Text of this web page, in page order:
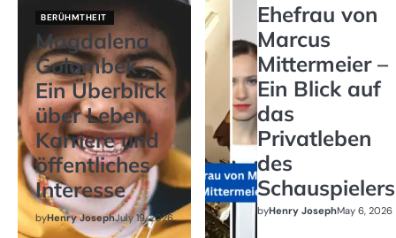
BERÜHMTHEIT
Magdalena
Golombek –
Ein Überblick
über Leben,
Karriere und
öffentliches
Interesse
byHenry JosephJuly 19, 2026
Ehefrau von
Marcus
Mittermeier –
Ein Blick auf
das
Privatleben
des
Schauspielers
byHenry JosephMay 6, 2026